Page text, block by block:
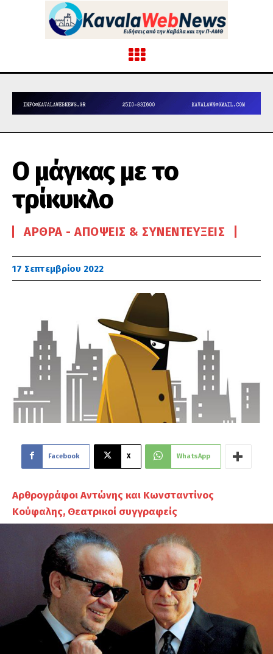
Ο μάγκας με το
τρίκυκλο
ΆΡΘΡΑ - ΑΠΌΨΕΙΣ & ΣΥΝΕΝΤΕΎΞΕΙΣ
17 Σεπτεμβρίου 2022
Facebook X WhatsApp
Αρθρογράφοι Αντώνης και Κωνσταντίνος
Κούφαλης, Θεατρικοί συγγραφείς